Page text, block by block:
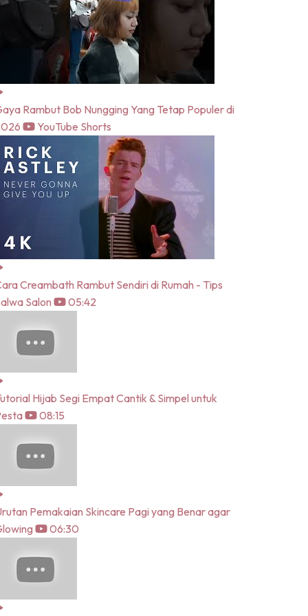
Rambut Bob Nungging Yang Tetap Populer di
YouTube Shorts
Creambath Rambut Sendiri di Rumah - Tips
Salon
05:42
Hijab Segi Empat Cantik & Simpel untuk
08:15
Pemakaian Skincare Pagi yang Benar agar
06:30